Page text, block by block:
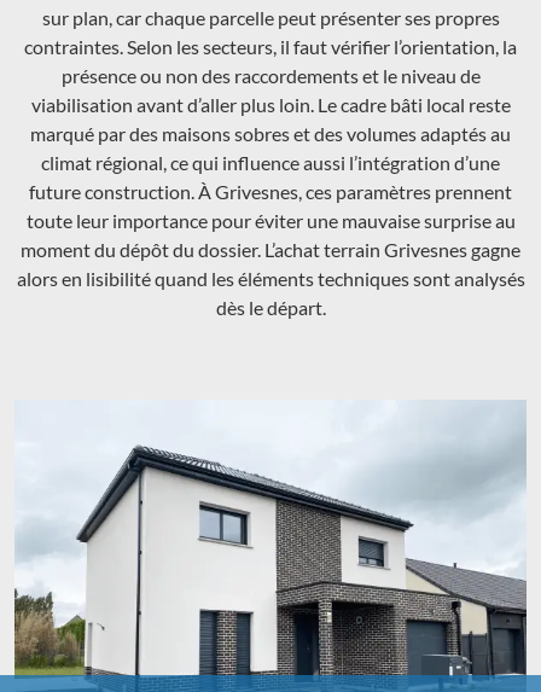
sur plan, car chaque parcelle peut présenter ses propres
contraintes. Selon les secteurs, il faut vérifier l’orientation, la
présence ou non des raccordements et le niveau de
viabilisation avant d’aller plus loin. Le cadre bâti local reste
marqué par des maisons sobres et des volumes adaptés au
climat régional, ce qui influence aussi l’intégration d’une
future construction. À Grivesnes, ces paramètres prennent
toute leur importance pour éviter une mauvaise surprise au
moment du dépôt du dossier. L’achat terrain Grivesnes gagne
alors en lisibilité quand les éléments techniques sont analysés
dès le départ.